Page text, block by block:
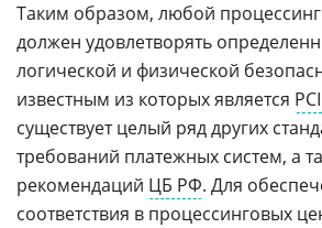
Таким образом, любой
должен удовлетворять
логической и физической
известным из которых является
существует целый ряд других
требований платежных систем, а
рекомендаций ЦБ РФ. Для
соответствия в процессинговых